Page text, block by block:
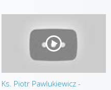
Ks. Piotr Pawlukiewicz -